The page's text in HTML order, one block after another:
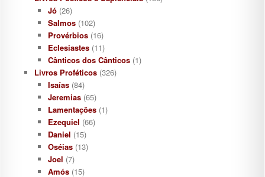
Jó(26)
Salmos(102)
Provérbios(16)
Eclesiastes(11)
Cânticos dos Cânticos(1)
Livros Proféticos (326)
Isaías(84)
Jeremias(65)
Lamentaçôes(1)
Ezequiel (66)
Daniel (15)
Oséias(13)
Joel (7)
Amós(15)